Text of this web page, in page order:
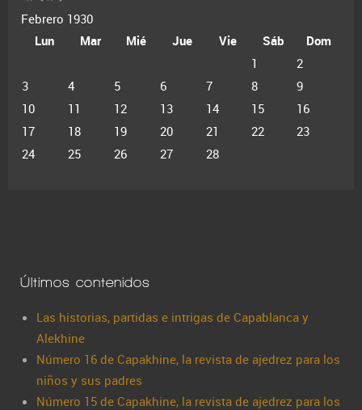
Febrero 1930
Lun
Mar Mié Jue Vie Sáb
Dom
1
2
3
4 5 6 7 8
9
10
11 12 13 14 15
16
17
18 19 20 21 22
23
24
25 26 27 28
Últimos contenidos
Las historias, partidas e intrigas de Capablanca y
Alekhine
Número 16 de Capakhine, la revista de ajedrez para los
niños y sus padres
Número 15 de Capakhine, la revista de ajedrez para los